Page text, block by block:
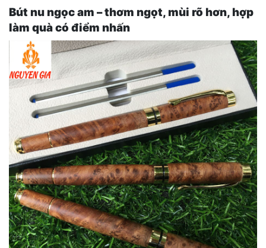
Bút nu ngọc am – thơm ngọt, mùi rõ hơn, hợp
làm quà có điểm nhấn